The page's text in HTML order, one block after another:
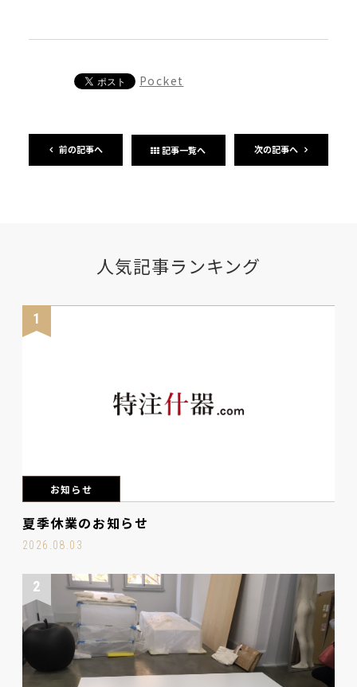
Pocket
前の記事へ 記事一覧へ 次の記事へ
人気記事ランキング
1
お知らせ
夏季休業のお知らせ
2026.08.03
2